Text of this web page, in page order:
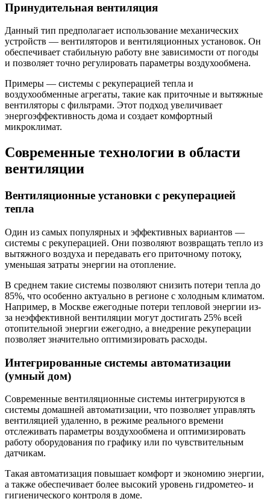
Принудительная вентиляция
Данный тип предполагает использование механических
устройств — вентиляторов и вентиляционных установок. Он
обеспечивает стабильную работу вне зависимости от погоды
и позволяет точно регулировать параметры воздухообмена.
Примеры — системы с рекуперацией тепла и
воздухообменные агрегаты, такие как приточные и вытяжные
вентиляторы с фильтрами. Этот подход увеличивает
энергоэффективность дома и создает комфортный
микроклимат.
Современные технологии в области
вентиляции
Вентиляционные установки с рекуперацией
тепла
Один из самых популярных и эффективных вариантов —
системы с рекуперацией. Они позволяют возвращать тепло из
вытяжного воздуха и передавать его приточному потоку,
уменьшая затраты энергии на отопление.
В среднем такие системы позволяют снизить потери тепла до
85%, что особенно актуально в регионе с холодным климатом.
Например, в Москве ежегодные потери тепловой энергии из-
за неэффективной вентиляции могут достигать 25% всей
отопительной энергии ежегодно, а внедрение рекуперации
позволяет значительно оптимизировать расходы.
Интегрированные системы автоматизации
(умный дом)
Современные вентиляционные системы интегрируются в
системы домашней автоматизации, что позволяет управлять
вентиляцией удаленно, в режиме реального времени
отслеживать параметры воздухообмена и оптимизировать
работу оборудования по графику или по чувствительным
датчикам.
Такая автоматизация повышает комфорт и экономию энергии,
а также обеспечивает более высокий уровень гидрометео- и
гигиенического контроля в доме.